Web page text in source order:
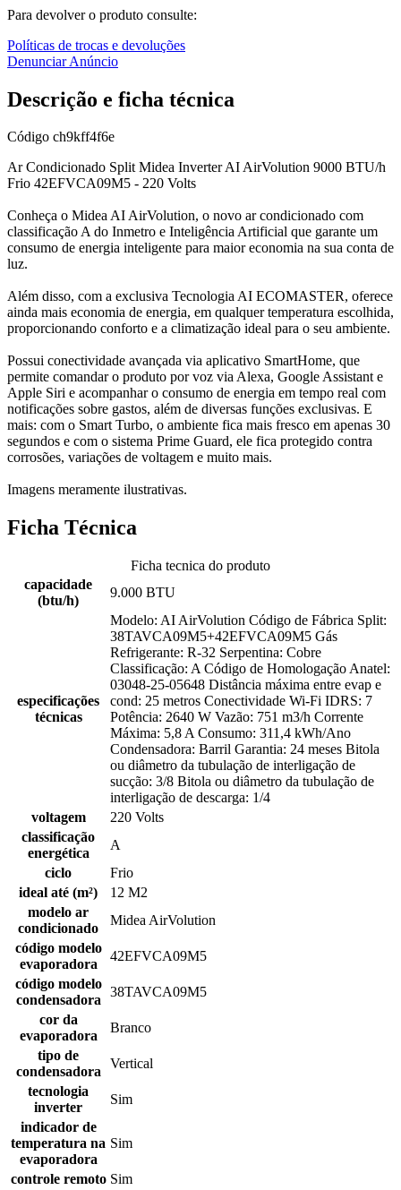
Para devolver o produto consulte:
Políticas de trocas e devoluções
Denunciar Anúncio
Descrição e ficha técnica
Código ch9kff4f6e
Ar Condicionado Split Midea Inverter AI AirVolution 9000 BTU/h
Frio 42EFVCA09M5 - 220 Volts
Conheça o Midea AI AirVolution, o novo ar condicionado com
classificação A do Inmetro e Inteligência Artificial que garante um
consumo de energia inteligente para maior economia na sua conta de
luz.
Além disso, com a exclusiva Tecnologia AI ECOMASTER, oferece
ainda mais economia de energia, em qualquer temperatura escolhida,
proporcionando conforto e a climatização ideal para o seu ambiente.
Possui conectividade avançada via aplicativo SmartHome, que
permite comandar o produto por voz via Alexa, Google Assistant e
Apple Siri e acompanhar o consumo de energia em tempo real com
notificações sobre gastos, além de diversas funções exclusivas. E
mais: com o Smart Turbo, o ambiente fica mais fresco em apenas 30
segundos e com o sistema Prime Guard, ele fica protegido contra
corrosões, variações de voltagem e muito mais.
Imagens meramente ilustrativas.
Ficha Técnica
Ficha tecnica do produto
capacidade
(btu/h)
9.000 BTU
especificações
técnicas
Modelo: AI AirVolution Código de Fábrica Split:
38TAVCA09M5+42EFVCA09M5 Gás
Refrigerante: R-32 Serpentina: Cobre
Classificação: A Código de Homologação Anatel:
03048-25-05648 Distância máxima entre evap e
cond: 25 metros Conectividade Wi-Fi IDRS: 7
Potência: 2640 W Vazão: 751 m3/h Corrente
Máxima: 5,8 A Consumo: 311,4 kWh/Ano
Condensadora: Barril Garantia: 24 meses Bitola
ou diâmetro da tubulação de interligação de
sucção: 3/8 Bitola ou diâmetro da tubulação de
interligação de descarga: 1/4
voltagem
220 Volts
classificação
energética
A
ciclo
Frio
ideal até (m²)
12 M2
modelo ar
condicionado
Midea AirVolution
código modelo
evaporadora
42EFVCA09M5
código modelo
condensadora
38TAVCA09M5
cor da
evaporadora
Branco
tipo de
condensadora
Vertical
tecnologia
inverter
Sim
indicador de
temperatura na
evaporadora
Sim
controle remoto Sim